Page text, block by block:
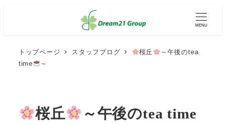
MENU
トップページ スタッフブログ 桜丘
～午後のtea
time
～
桜丘
～午後のtea time